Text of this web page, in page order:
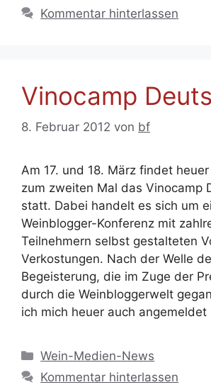
Kommentar hinterlassen
Vinocamp
8. Februar 2012 von bf
Am 17. und 18. März findet
zum zweiten Mal das Vinocamp
statt. Dabei handelt es sich um
Weinblogger-Konferenz mit
Teilnehmern selbst gestalteten
Verkostungen. Nach der Welle
Begeisterung, die im Zuge der
durch die Weinbloggerwelt
ich mich heuer auch
Kategorien
Wein-Medien-News
Kommentar hinterlassen